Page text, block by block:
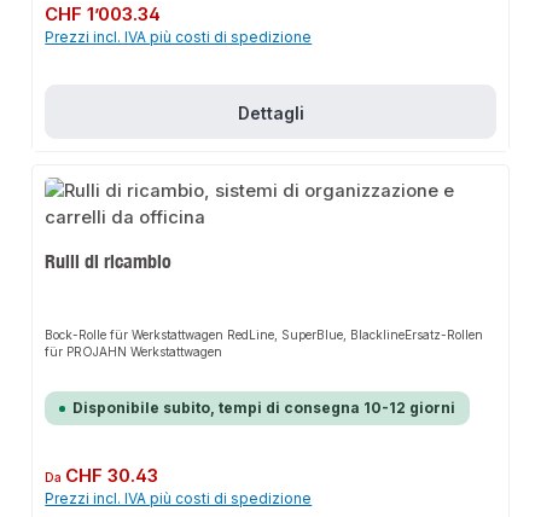
Kippschutz: Nur ein Schubfach gleichzeitig ausziehbarSchubfach-
durch 2 Räder mit Roll- und DrehbremseDiebstahlschutz:
100% VollauszugMultifunktional durch Vierkant-Lochblechwand mit
Zubehör erweiterbarErgonomisch durch stabilen und beidseitig montierbaren
bestückbarInhalt:Steckerleiste mit 2x 240V und 2x USB 2.0 Anschlüssen
sowie 5m Anschlusskabel
Prezzo normale:
CHF 1’003.34
Prezzi incl. IVA più costi di spedizione
Dettagli
Rulli di ricambio
Bock-Rolle für Werkstattwagen RedLine, SuperBlue, BlacklineErsatz-Rollen
für PROJAHN Werkstattwagen
Disponibile subito, tempi di consegna 10-12 giorni
Prezzo normale:
Da CHF 30.43
Prezzi incl. IVA più costi di spedizione